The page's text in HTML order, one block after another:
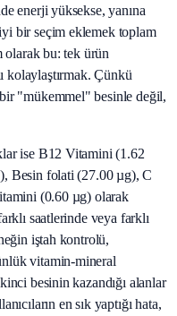
enerji yüksekse, yanına
bir seçim eklemek toplam
olarak bu: tek ürün
kolaylaştırmak. Çünkü
"mükemmel" besinle değil,
ise B12 Vitamini (1.62
Besin folati (27.00 µg), C
(0.60 µg) olarak
saatlerinde veya farklı
iştah kontrolü,
vitamin-mineral
besinin kazandığı alanlar
en sık yaptığı hata,